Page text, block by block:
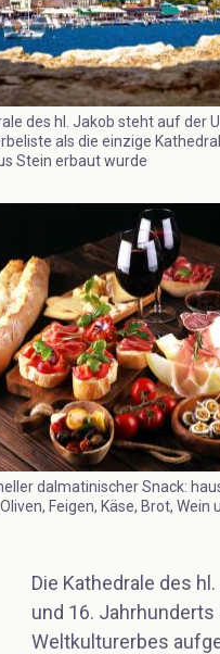
des hl. Jakob steht auf der
als die einzige
Stein erbaut wurde
dalmatinischer Snack:
Feigen, Käse, Brot, Wein
Die Kathedrale des
und 16.
Weltkulturerbes